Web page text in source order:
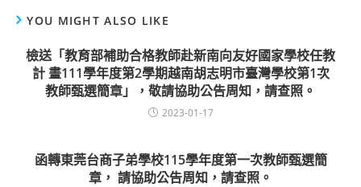
YOU MIGHT ALSO LIKE
檢送「教育部補助合格教師赴新南向友好國家學校任教
計 畫111學年度第2學期越南胡志明市臺灣學校第1次
教師甄選簡章」，敬請協助公告周知，請查照。
2023-01-17
函轉東莞台商子弟學校115學年度第一次教師甄選簡
章， 請協助公告周知，請查照。